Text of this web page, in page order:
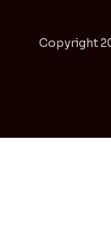
Copyright